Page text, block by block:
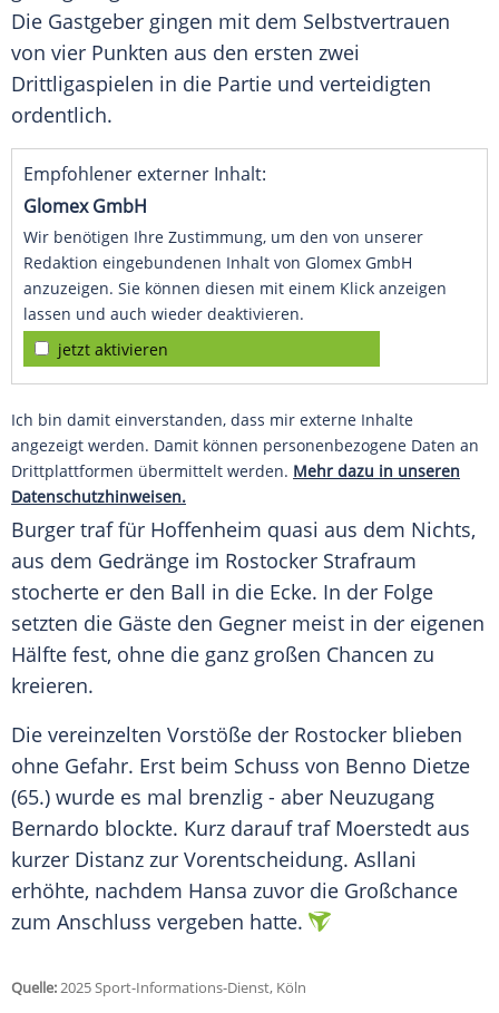
Die Gastgeber gingen mit dem Selbstvertrauen
von vier Punkten aus den ersten zwei
Drittligaspielen in die Partie und verteidigten
ordentlich.
Empfohlener externer Inhalt:
Glomex GmbH
Wir benötigen Ihre Zustimmung, um den von unserer
Redaktion eingebundenen Inhalt von Glomex GmbH
anzuzeigen. Sie können diesen mit einem Klick anzeigen
lassen und auch wieder deaktivieren.
jetzt aktivieren
Ich bin damit einverstanden, dass mir externe Inhalte
angezeigt werden. Damit können personenbezogene Daten an
Drittplattformen übermittelt werden. Mehr dazu in unseren
Datenschutzhinweisen.
Burger traf für Hoffenheim quasi aus dem Nichts,
aus dem Gedränge im Rostocker Strafraum
stocherte er den Ball in die Ecke. In der Folge
setzten die Gäste den Gegner meist in der eigenen
Hälfte fest, ohne die ganz großen Chancen zu
kreieren.
Die vereinzelten Vorstöße der Rostocker blieben
ohne Gefahr. Erst beim Schuss von Benno Dietze
(65.) wurde es mal brenzlig - aber Neuzugang
Bernardo blockte. Kurz darauf traf Moerstedt aus
kurzer Distanz zur Vorentscheidung. Asllani
erhöhte, nachdem Hansa zuvor die Großchance
zum Anschluss vergeben hatte.
Quelle:2025 Sport-Informations-Dienst, Köln